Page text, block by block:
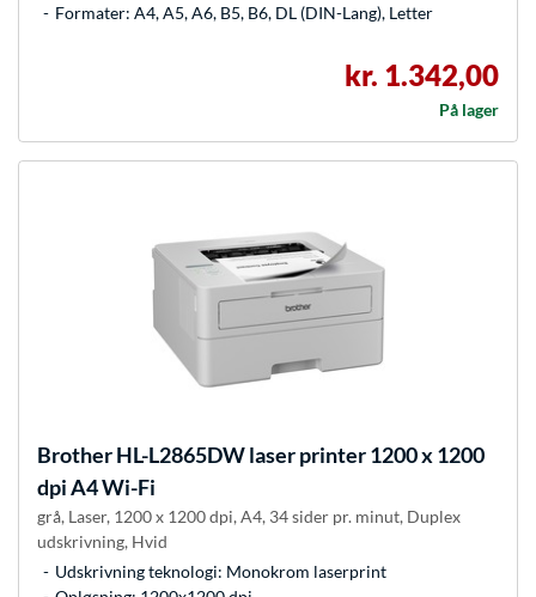
Formater: A4, A5, A6, B5, B6, DL (DIN-Lang), Letter
kr. 1.342,00
På lager
BrotherHL-L2865DW laser printer 1200 x 1200
dpi A4 Wi-Fi
grå, Laser, 1200 x 1200 dpi, A4, 34 sider pr. minut, Duplex
udskrivning, Hvid
Udskrivning teknologi: Monokrom laserprint